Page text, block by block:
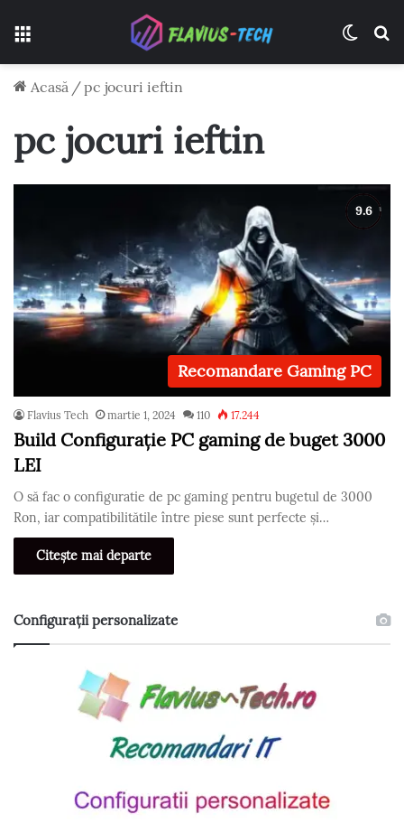
Acasă /pc jocuri ieftin
pc jocuri ieftin
Recomandare Gaming PC
Flavius Tech martie 1, 2024 110 17.244
Build Configurație PC gaming de buget 3000
LEI
O să fac o configuratie de pc gaming pentru bugetul de 3000
Ron, iar compatibilitătile între piese sunt perfecte și…
Citește mai departe
Configurații personalizate